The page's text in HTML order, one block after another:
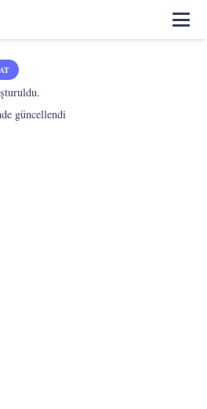
güncellendi